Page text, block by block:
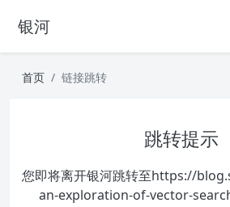
银河
首页 链接跳转
跳转提示
您即将离开银河跳转至https://
an-exploration-of-vector-